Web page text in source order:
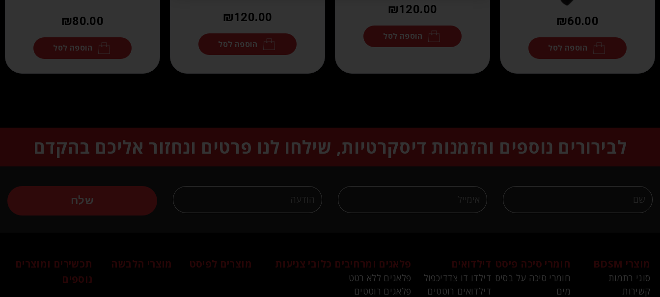
₪60.00
הוספה לסל
₪120.00
הוספה לסל
₪120.00
הוספה לסל
₪80.00
הוספה לסל
לבירורים נוספים והזמנות דיסקרטיות, שילחו לנו פרטים ונחזור אליכם בהקדם
שלח
מוצרי BDSM
סוגי רתמות
קשירות
חומרי סיכה פיסט
חומרי סיכה על בסיס
מים
דילדואים
דילדו דו צדדיכפול
דילדואים רוטטים
פלאגים ומרחיבים
פלאגים ללא רטט
פלאגים רוטטים
כלובי צניעות מוצרים לפיסט מוצרי הלבשה
תכשירים ומוצרים
נוספים